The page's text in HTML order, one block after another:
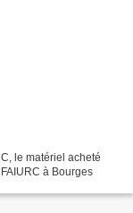
le matériel acheté
à Bourges